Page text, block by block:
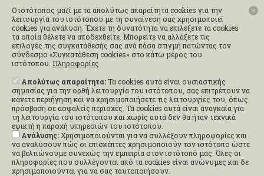
Ο ιστότοπος μαζί με τα απολύτως απαραίτητα cookies για την
λειτουργία του ιστότοπου με τη συναίνεση σας χρησιμοποιεί
cookies για ανάλυση. Έχετε τη δυνατότητα να επιλέξετε τα cookies
τα οποία θέλετε να αποδεχθείτε. Μπορείτε να αλλάξετε τις
επιλογές της συγκατάθεσής σας ανά πάσα στιγμή πατώντας τον
σύνδεσμο «Συγκατάθεση cookies» στο κάτω μέρος του
ιστότοπου. Πληροφορίες
Απολύτως απαραίτητα:Τα cookies αυτά είναι ουσιαστικής
σημασίας για την ορθή λειτουργία του ιστότοπου, σας επιτρέπουν να
κάνετε περιήγηση και να χρησιμοποιήσετε τις λειτουργίες του, όπως
πρόσβαση σε ασφαλείς περιοχές. Τα cookies αυτά είναι αναγκαία για
τη λειτουργία του ιστότοπου και χωρίς αυτά δεν θα ήταν τεχνικά
εφικτή η παροχή υπηρεσιών του ιστότοπου.
Ανάλυσης:Χρησιμοποιούνται για να συλλέξουν πληροφορίες και
να αναλύσουν πώς οι επισκέπτες χρησιμοποιούν τον ιστότοπο ώστε
να βελτιώνουμε συνεχώς την εμπειρία στον ιστότοπό μας. Όλες οι
πληροφορίες που συλλέγονται από τα cookies είναι ανώνυμες και δε
χρησιμοποιούνται για να σας ταυτοποιήσουν.
✕